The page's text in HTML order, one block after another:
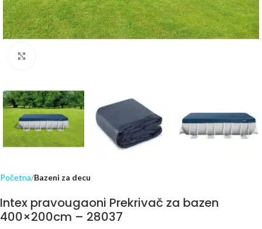
Početna Bazeni za decu
Intex pravougaoni Prekrivač za bazen
400×200cm – 28037